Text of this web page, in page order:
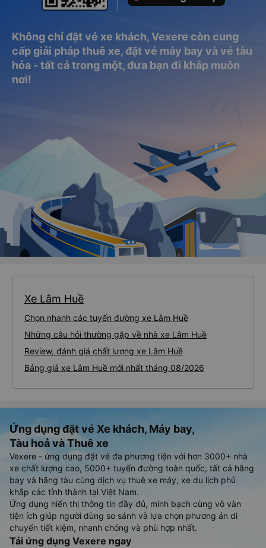
Không chỉ đặt vé xe khách, Vexere còn cung
cấp giải pháp thuê xe, đặt vé máy bay và vé tàu
hỏa - tất cả trong một, đưa bạn đi khắp muôn
nơi!
Xe Lâm Huề
Chọn nhanh các tuyến đường xe Lâm Huề
Những câu hỏi thường gặp về nhà xe Lâm Huề
Review, đánh giá chất lượng xe Lâm Huề
Bảng giá xe Lâm Huề mới nhất tháng 08/2026
Ứng dụng đặt vé Xe khách, Máy bay,
Tàu hoả và Thuê xe
Vexere - ứng dụng đặt vé đa phương tiện với hơn 3000+ nhà
xe chất lượng cao, 5000+ tuyến đường toàn quốc, tất cả hãng
bay và hãng tàu cùng dịch vụ thuê xe máy, xe du lịch phủ
khắp các tỉnh thành tại Việt Nam.
Ứng dụng hiển thị thông tin đầy đủ, minh bạch cùng vô vàn
tiện ích giúp người dùng so sánh và lựa chọn phương án di
chuyển tiết kiệm, nhanh chóng và phù hợp nhất.
Tải ứng dụng Vexere ngay